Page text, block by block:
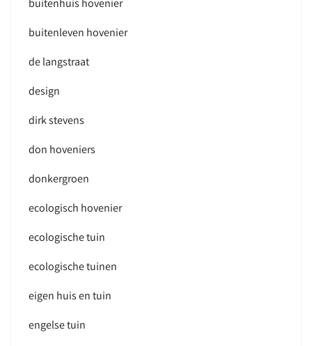
buitenhuis hovenier
buitenleven hovenier
de langstraat
design
dirk stevens
don hoveniers
donkergroen
ecologisch hovenier
ecologische tuin
ecologische tuinen
eigen huis en tuin
engelse tuin